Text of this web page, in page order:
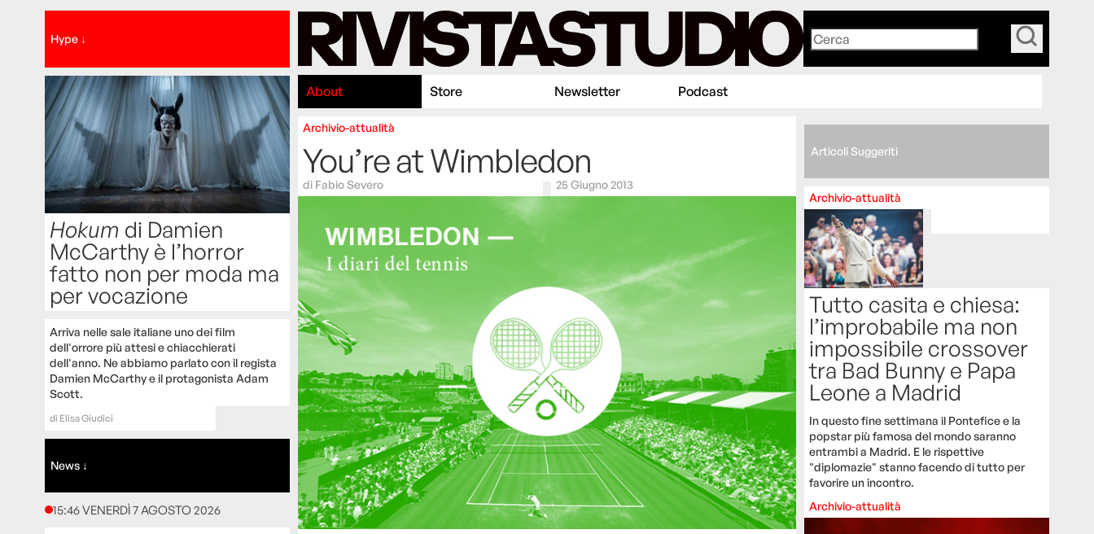
Hype ↓
Hokum di Damien
McCarthy è l’horror
fatto non per moda ma
per vocazione
Arriva nelle sale italiane uno dei film
dell'orrore più attesi e chiacchierati
dell'anno. Ne abbiamo parlato con il regista
Damien McCarthy e il protagonista Adam
Scott.
di Elisa Giudici
News ↓
15:46 VENERDÌ 7 AGOSTO 2026
About Store Newsletter Podcast
Archivio-attualità
You’re at Wimbledon
di Fabio Severo 25 Giugno 2013
Articoli Suggeriti
Archivio-attualità
Tutto casita e chiesa:
l’improbabile ma non
impossibile crossover
tra Bad Bunny e Papa
Leone a Madrid
In questo fine settimana il Pontefice e la
popstar più famosa del mondo saranno
entrambi a Madrid. E le rispettive
"diplomazie" stanno facendo di tutto per
favorire un incontro.
Archivio-attualità